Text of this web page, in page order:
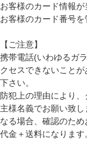
お客様のカード情報
お客様のカード番号を
【ご注意】
携帯電話(いわゆるガ
クセスできないこと
下さい。
防犯上の理由により
主様名義でお願い致
なる場合、確認のた
代金＋送料になります